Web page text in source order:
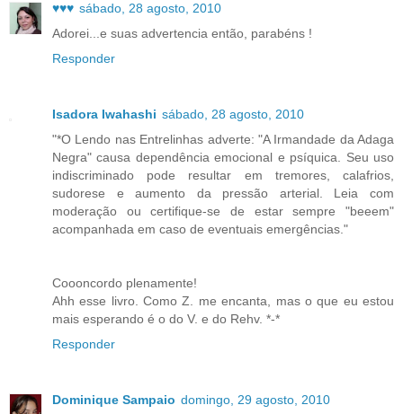
♥♥♥ sábado, 28 agosto, 2010
Adorei...e suas advertencia então, parabéns !
Responder
Isadora Iwahashi sábado, 28 agosto, 2010
"*O Lendo nas Entrelinhas adverte: "A Irmandade da Adaga
Negra" causa dependência emocional e psíquica. Seu uso
indiscriminado pode resultar em tremores, calafrios,
sudorese e aumento da pressão arterial. Leia com
moderação ou certifique-se de estar sempre "beeem"
acompanhada em caso de eventuais emergências."
Coooncordo plenamente!
Ahh esse livro. Como Z. me encanta, mas o que eu estou
mais esperando é o do V. e do Rehv. *-*
Responder
Dominique Sampaio domingo, 29 agosto, 2010